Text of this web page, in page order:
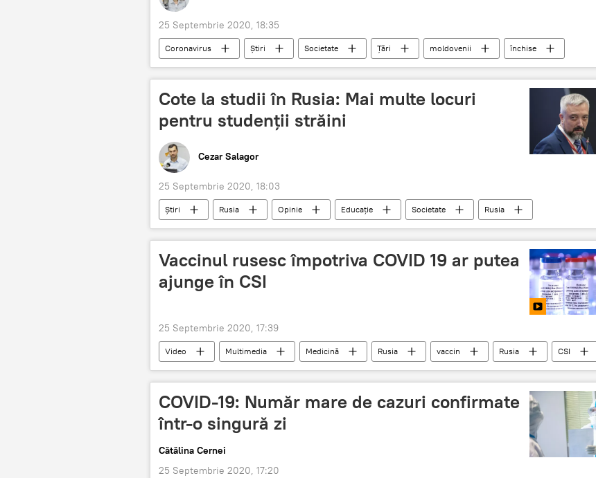
25 Septembrie 2020, 18:35
Coronavirus Știri Societate Țări moldovenii închise
Cote la studii în Rusia: Mai multe locuri
pentru studenții străini
Cezar Salagor
25 Septembrie 2020, 18:03
Știri Rusia Opinie Educație Societate Rusia
Vaccinul rusesc împotriva COVID 19 ar putea
ajunge în CSI
25 Septembrie 2020, 17:39
Video Multimedia Medicină Rusia vaccin Rusia CSI
COVID-19: Număr mare de cazuri confirmate
într-o singură zi
Cătălina Cernei
25 Septembrie 2020, 17:20